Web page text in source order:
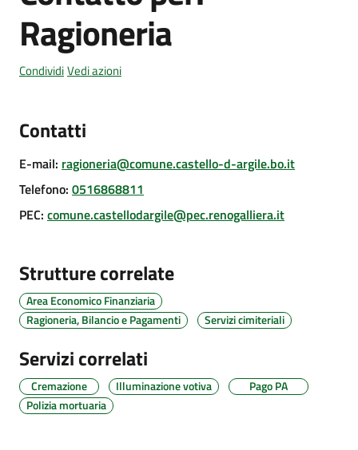
Novità
Vivere
d'Argile
Amministrazione
Trasparente
Tutti
gli
argomenti...
Ragioneria
CondividiVedi azioni
Contatti
E-mail: ragioneria@comune.castello-d-argile.bo.it
Telefono: 0516868811
PEC: comune.castellodargile@pec.renogalliera.it
Strutture correlate
Area Economico Finanziaria
Ragioneria, Bilancio e Pagamenti
Servizi cimiteriali
Servizi correlati
Cremazione Illuminazione votiva
Pago PA
Polizia mortuaria